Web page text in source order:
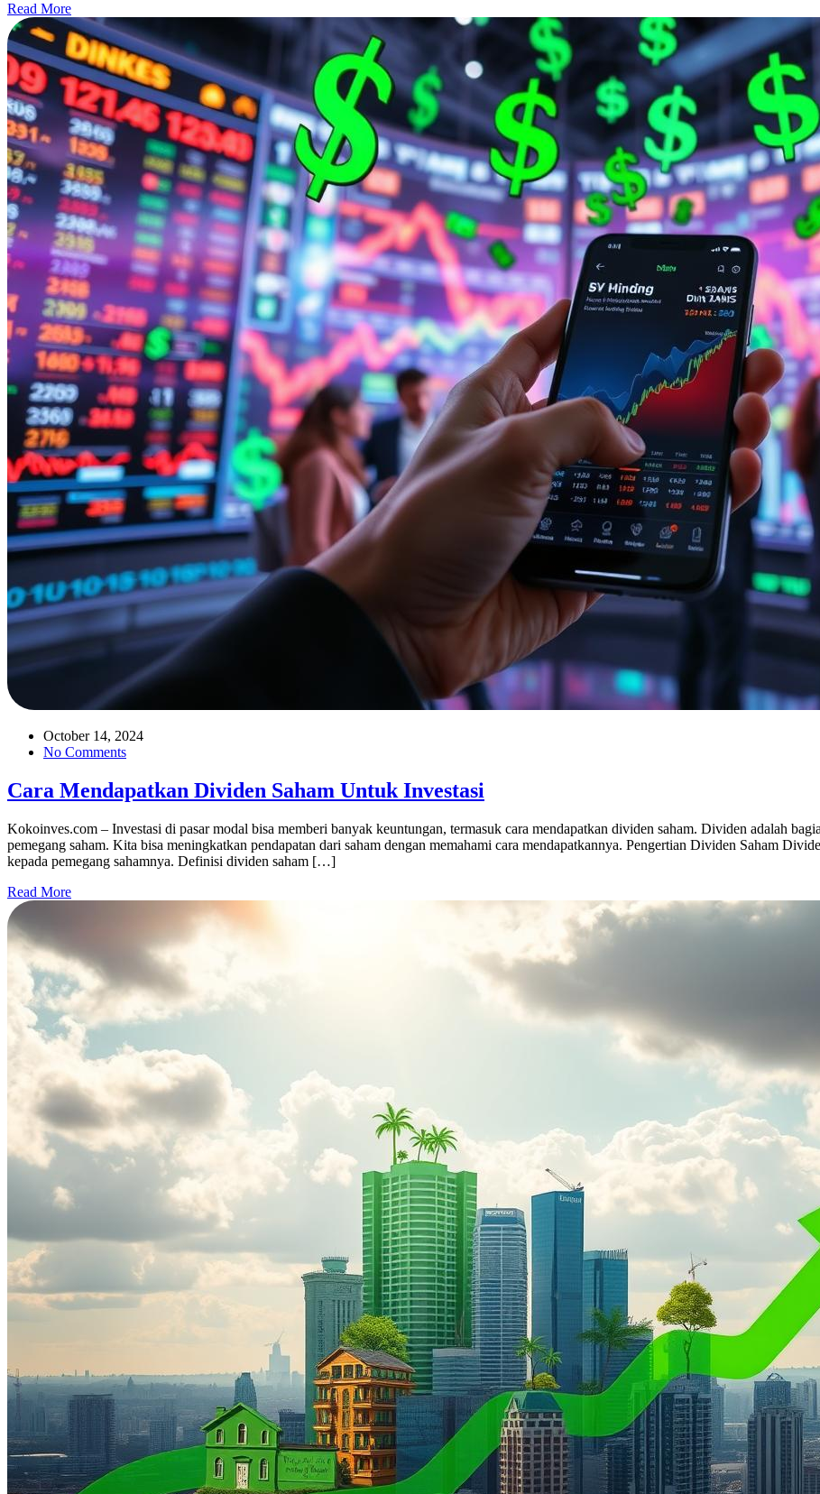
Read More
October 14, 2024
No Comments
Cara Mendapatkan Dividen Saham Untuk Investasi
Kokoinves.com – Investasi di pasar modal bisa memberi banyak keuntungan, termasuk cara mendapatkan dividen saham. Dividen adalah
pemegang saham. Kita bisa meningkatkan pendapatan dari saham dengan memahami cara mendapatkannya. Pengertian Dividen Saham
kepada pemegang sahamnya. Definisi dividen saham […]
Read More